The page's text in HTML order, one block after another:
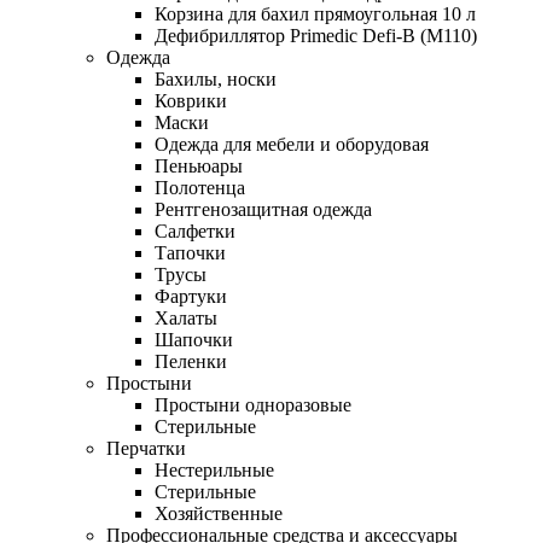
Корзина для бахил прямоугольная 10 л
Дефибриллятор Primedic Defi-B (M110)
Одежда
Бахилы, носки
Коврики
Маски
Одежда для мебели и оборудовая
Пеньюары
Полотенца
Рентгенозащитная одежда
Салфетки
Тапочки
Трусы
Фартуки
Халаты
Шапочки
Пеленки
Простыни
Простыни одноразовые
Стерильные
Перчатки
Нестерильные
Стерильные
Хозяйственные
Профессиональные средства и аксессуары